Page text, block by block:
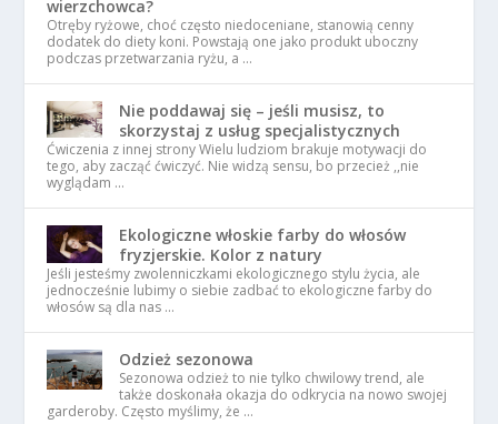
wierzchowca?
Otręby ryżowe, choć często niedoceniane, stanowią cenny
dodatek do diety koni. Powstają one jako produkt uboczny
podczas przetwarzania ryżu, a …
Nie poddawaj się – jeśli musisz, to
skorzystaj z usług specjalistycznych
Ćwiczenia z innej strony Wielu ludziom brakuje motywacji do
tego, aby zacząć ćwiczyć. Nie widzą sensu, bo przecież ,,nie
wyglądam …
Ekologiczne włoskie farby do włosów
fryzjerskie. Kolor z natury
Jeśli jesteśmy zwolenniczkami ekologicznego stylu życia, ale
jednocześnie lubimy o siebie zadbać to ekologiczne farby do
włosów są dla nas …
Odzież sezonowa
Sezonowa odzież to nie tylko chwilowy trend, ale
także doskonała okazja do odkrycia na nowo swojej
garderoby. Często myślimy, że …